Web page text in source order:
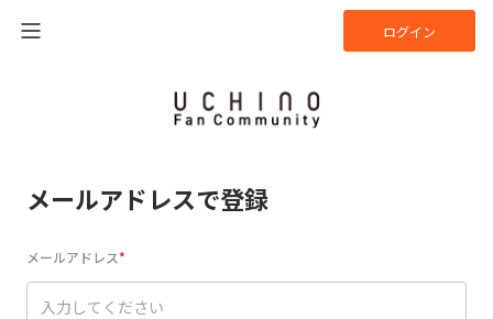
ログイン
メールアドレスで登録
メールアドレス